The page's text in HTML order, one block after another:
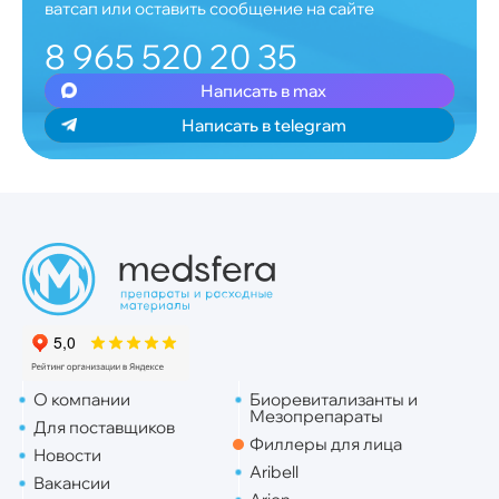
ватсап или оставить сообщение на сайте
8 965 520 20 35
Написать в max
Написать в telegram
О компании
Для поставщиков
Новости
Вакансии
Биоревитализанты и
Мезопрепараты
Филлеры для лица
Aribell